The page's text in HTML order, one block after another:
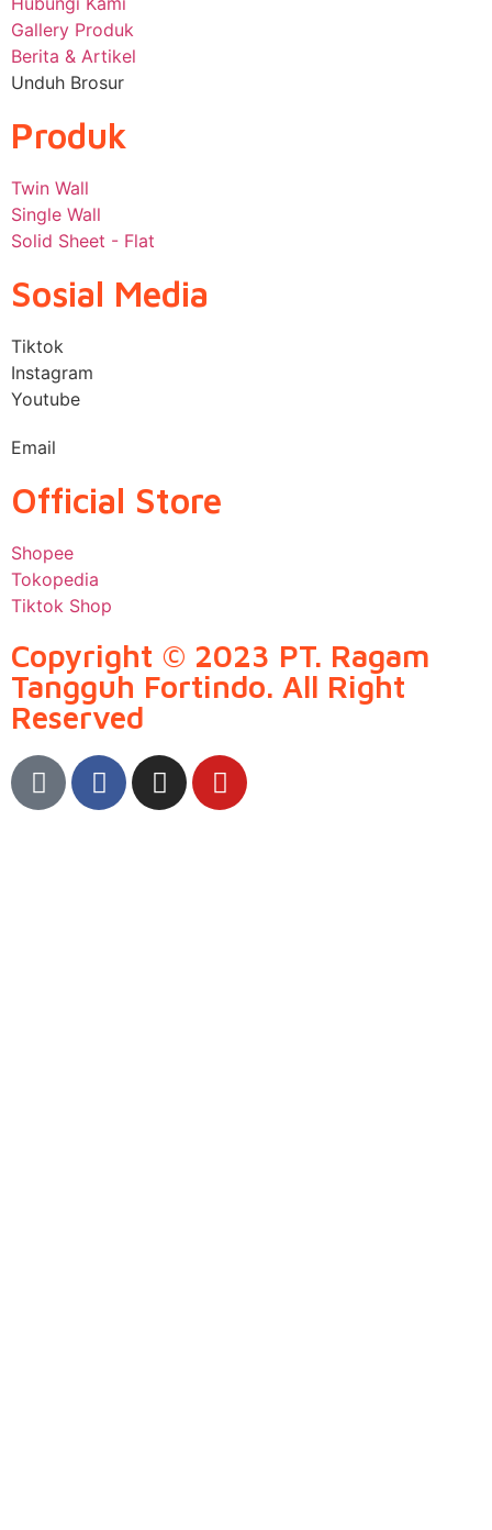
Gallery Produk
Berita & Artikel
Unduh Brosur
Produk
Twin Wall
Single Wall
Solid Sheet - Flat
Sosial Media
Tiktok
Instagram
Youtube
Email
Official Store
Shopee
Tokopedia
Tiktok Shop
Copyright © 2023 PT. Ragam
Tangguh Fortindo. All Right
Reserved